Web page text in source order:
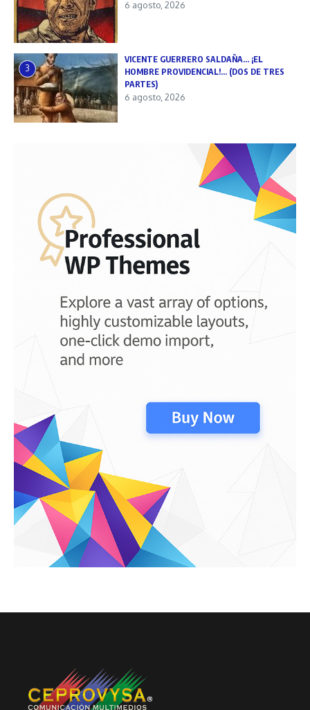
6 agosto, 2026
3
VICENTE GUERRERO SALDAÑA… ¡EL
HOMBRE PROVIDENCIAL!… (DOS DE TRES
PARTES)
6 agosto, 2026